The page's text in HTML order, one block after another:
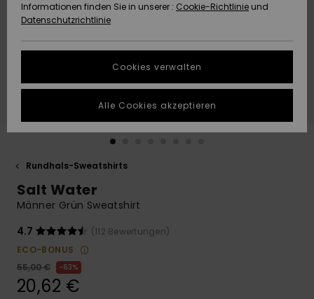
Highlights
Highlights
Starten Sie eine
um die
schnellste
Antwort auf Ihre
Unterhaltung
Finden Sie
die häufigsten
Fragen sowie
NACHHALTIGKEIT
SHOPS
QUIKSILVER APP
WUNSCHLISTE
Rundhals-Sweatshirts
Salt Water
Männer Grün Sweatshirt
4.7
(112 Bewertungen)
ECO-BONUS
55,00 €
63%
20,62 €
Informationen finden Sie in unserer : Cookie-Richtlinie und
Datenschutzrichtlinie
Cookies verwalten
Alle Cookies akzeptieren